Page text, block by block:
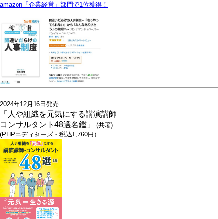
amazon「企業経営」部門で1位獲得！
2024年12月16日発売
「人や組織を元気にする講演講師
コンサルタント48選名鑑」 (共著)
(PHPエディターズ・税込1,760円）